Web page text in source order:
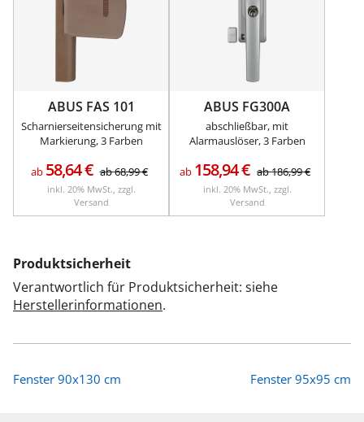
ABUS FAS 101
Scharnierseitensicherung mit
Markierung, 3 Farben
ab 58,64€ ab68,99€
inkl. 20% MwSt., zzgl.
Versand
ABUS FG300A
abschließbar, mit
Alarmauslöser, 3 Farben
ab 158,94€ ab186,99€
inkl. 20% MwSt., zzgl.
Versand
Produktsicherheit
Verantwortlich für Produktsicherheit: siehe
Herstellerinformationen.
Fenster 90x130 cm Fenster 95x95 cm